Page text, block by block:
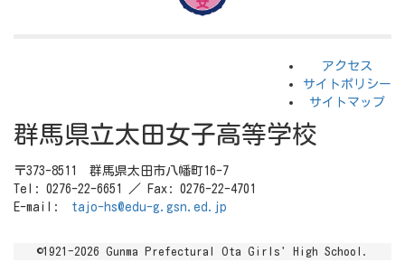
アクセス
サイトポリシー
サイトマップ
群馬県立太田女子高等学校
〒373-8511 群馬県太田市八幡町16-7
Tel: 0276-22-6651 ／ Fax: 0276-22-4701
E-mail: tajo-hs@edu-g.gsn.ed.jp
©1921-2026 Gunma Prefectural Ota Girls' High School.